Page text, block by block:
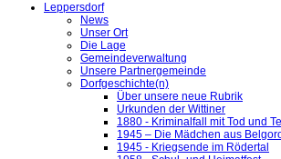
Leppersdorf
News
Unser Ort
Die Lage
Gemeindeverwaltung
Unsere Partnergemeinde
Dorfgeschichte(n)
Über unsere neue Rubrik
Urkunden der Wittiner
1880 - Kriminalfall mit Tod und
1945 – Die Mädchen aus
1945 - Kriegsende im Rödertal